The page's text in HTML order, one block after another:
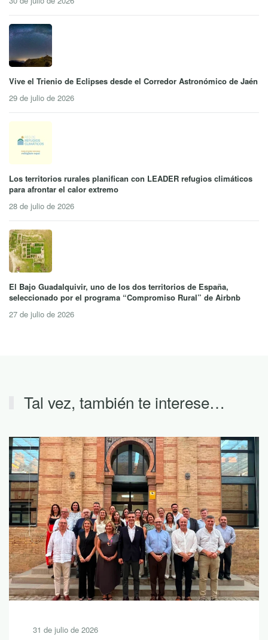
Vive el Trienio de Eclipses desde el Corredor Astronómico de Jaén
29 de julio de 2026
Los territorios rurales planifican con LEADER refugios climáticos
para afrontar el calor extremo
28 de julio de 2026
El Bajo Guadalquivir, uno de los dos territorios de España,
seleccionado por el programa “Compromiso Rural” de Airbnb
27 de julio de 2026
Tal vez, también te interese…
31 de julio de 2026